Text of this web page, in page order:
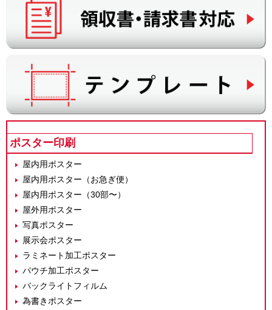
ポスター印刷
屋内用ポスター
屋内用ポスター（お急ぎ便）
屋内用ポスター（30部〜）
屋外用ポスター
写真ポスター
展示会ポスター
ラミネート加工ポスター
パウチ加工ポスター
バックライトフィルム
為書きポスター